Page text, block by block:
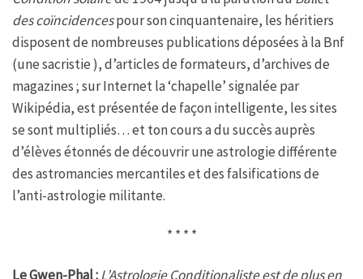
des coïncidencespour son cinquantenaire, les héritiers
disposent de nombreuses publications déposées à la Bnf
(une sacristie ), d’articles de formateurs, d’archives de
magazines ; sur Internet la ‘chapelle’ signalée par
Wikipédia, est présentée de façon intelligente, les sites
se sont multipliés… et ton cours a du succès auprès
d’élèves étonnés de découvrir une astrologie différente
des astromancies mercantiles et des falsifications de
l’anti-astrologie militante.
* * * *
Le Gwen-Phal :L’Astrologie Conditionaliste est de plus en